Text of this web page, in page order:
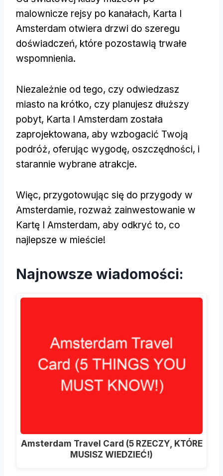
malownicze rejsy po kanałach, Karta I
Amsterdam otwiera drzwi do szeregu
doświadczeń, które pozostawią trwałe
wspomnienia.
Niezależnie od tego, czy odwiedzasz
miasto na krótko, czy planujesz dłuższy
pobyt, Karta I Amsterdam została
zaprojektowana, aby wzbogacić Twoją
podróż, oferując wygodę, oszczędności, i
starannie wybrane atrakcje.
Więc, przygotowując się do przygody w
Amsterdamie, rozważ zainwestowanie w
Kartę I Amsterdam, aby odkryć to, co
najlepsze w mieście!
Najnowsze wiadomości:
Amsterdam Travel Card (5 RZECZY, KTÓRE
MUSISZ WIEDZIEĆ!)